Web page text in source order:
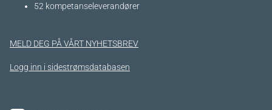
52 kompetanseleverandører
MELD DEG PÅ VÅRT NYHETSBREV
Logg inn i sidestrømsdatabasen